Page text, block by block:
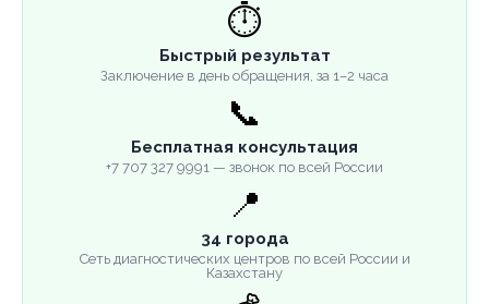
⏱️
Быстрый результат
Заключение в день обращения, за 1–2 часа
📞
Бесплатная консультация
+7 707 327 9991 — звонок по всей России
📍
34 города
Сеть диагностических центров по всей России и
Казахстану